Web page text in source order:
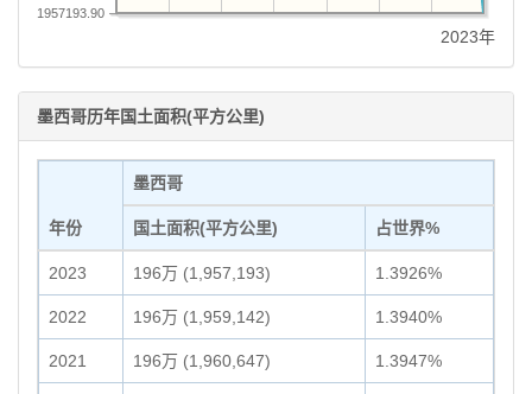
1957193.90
2023年
墨西哥历年国土面积(平方公里)
年份
墨西哥
国土面积(平方公里) 占世界%
2023 196万 (1,957,193) 1.3926%
2022 196万 (1,959,142) 1.3940%
2021 196万 (1,960,647) 1.3947%